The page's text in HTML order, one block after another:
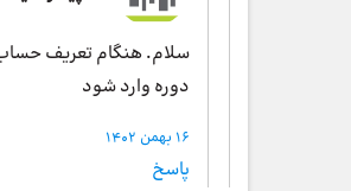
سلام. هنگام تعریف حساب
دوره وارد شود
16 بهمن 1402
پاسخ